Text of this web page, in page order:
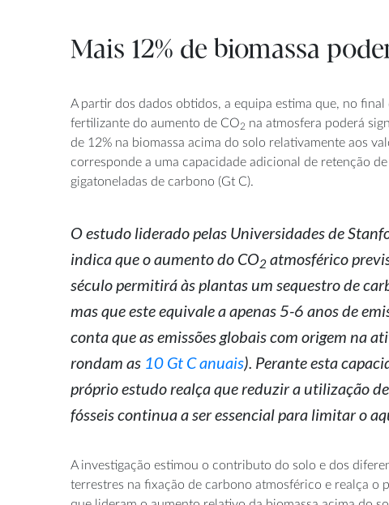
Mais 12% de biomassa
A partir dos dados obtidos, a equipa estima que, no
fertilizante do aumento de CO2 na atmosfera poderá
de 12% na biomassa acima do solo relativamente aos
corresponde a uma capacidade adicional de retenção
gigatoneladas de carbono (Gt C).
O estudo liderado pelas Universidades de
indica que o aumento do CO2 atmosférico
século permitirá às plantas um sequestro de
mas que este equivale a apenas 5-6 anos de
conta que as emissões globais com origem na
rondam as 10 Gt C anuais). Perante esta
próprio estudo realça que reduzir a utilização
fósseis continua a ser essencial para limitar o
A investigação estimou o contributo do solo e dos
terrestres na fixação de carbono atmosférico e realça o